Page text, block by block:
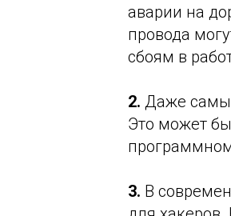
аварии на
провода
сбоям в
2. Даже
Это может
3. В